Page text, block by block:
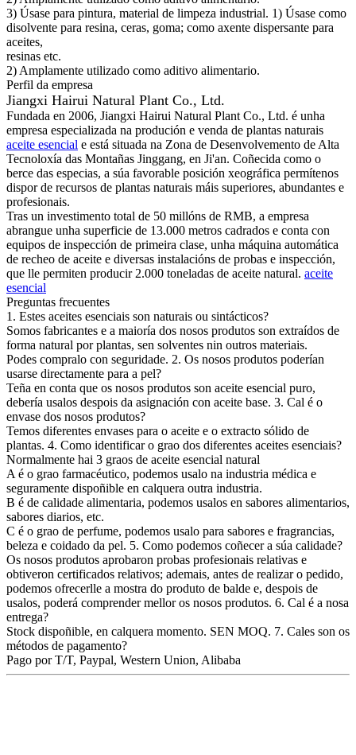
3) Úsase para pintura, material de limpeza industrial. 1) Úsase como
disolvente para resina, ceras, goma; como axente dispersante para
aceites,
resinas etc.
2) Amplamente utilizado como aditivo alimentario.
Perfil da empresa
Jiangxi Hairui Natural Plant Co., Ltd.
Fundada en 2006, Jiangxi Hairui Natural Plant Co., Ltd. é unha
empresa especializada na produción e venda de plantas naturais
aceite esencial e está situada na Zona de Desenvolvemento de Alta
Tecnoloxía das Montañas Jinggang, en Ji'an. Coñecida como o
berce das especias, a súa favorable posición xeográfica permítenos
dispor de recursos de plantas naturais máis superiores, abundantes e
profesionais.
Tras un investimento total de 50 millóns de RMB, a empresa
abrangue unha superficie de 13.000 metros cadrados e conta con
equipos de inspección de primeira clase, unha máquina automática
de recheo de aceite e diversas instalacións de probas e inspección,
que lle permiten producir 2.000 toneladas de aceite natural. aceite
esencial
Preguntas frecuentes
1. Estes aceites esenciais son naturais ou sintácticos?
Somos fabricantes e a maioría dos nosos produtos son extraídos de
forma natural por plantas, sen solventes nin outros materiais.
Podes compralo con seguridade. 2. Os nosos produtos poderían
usarse directamente para a pel?
Teña en conta que os nosos produtos son aceite esencial puro,
debería usalos despois da asignación con aceite base. 3. Cal é o
envase dos nosos produtos?
Temos diferentes envases para o aceite e o extracto sólido de
plantas. 4. Como identificar o grao dos diferentes aceites esenciais?
Normalmente hai 3 graos de aceite esencial natural
A é o grao farmacéutico, podemos usalo na industria médica e
seguramente dispoñible en calquera outra industria.
B é de calidade alimentaria, podemos usalos en sabores alimentarios,
sabores diarios, etc.
C é o grao de perfume, podemos usalo para sabores e fragrancias,
beleza e coidado da pel. 5. Como podemos coñecer a súa calidade?
Os nosos produtos aprobaron probas profesionais relativas e
obtiveron certificados relativos; ademais, antes de realizar o pedido,
podemos ofrecerlle a mostra do produto de balde e, despois de
usalos, poderá comprender mellor os nosos produtos. 6. Cal é a nosa
entrega?
Stock dispoñible, en calquera momento. SEN MOQ. 7. Cales son os
métodos de pagamento?
Pago por T/T, Paypal, Western Union, Alibaba